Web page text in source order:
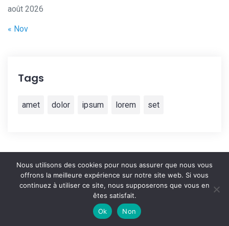
août 2026
« Nov
Tags
amet dolor ipsum lorem set
© 2021 IMG Électricité -Mentions légales
Nous utilisons des cookies pour nous assurer que nous vous
offrons la meilleure expérience sur notre site web. Si vous
continuez à utiliser ce site, nous supposerons que vous en
êtes satisfait.
Ok
Non